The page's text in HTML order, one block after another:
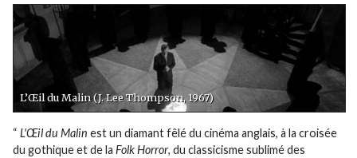
L’Œil du Malin (J. Lee Thompson, 1967)
“ L'Œil du Malin est un diamant fêlé du cinéma anglais, à la croisée
du gothique et de la Folk Horror, du classicisme sublimé des